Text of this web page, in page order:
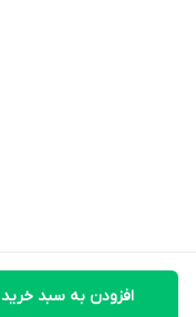
افزودن به سبد خرید